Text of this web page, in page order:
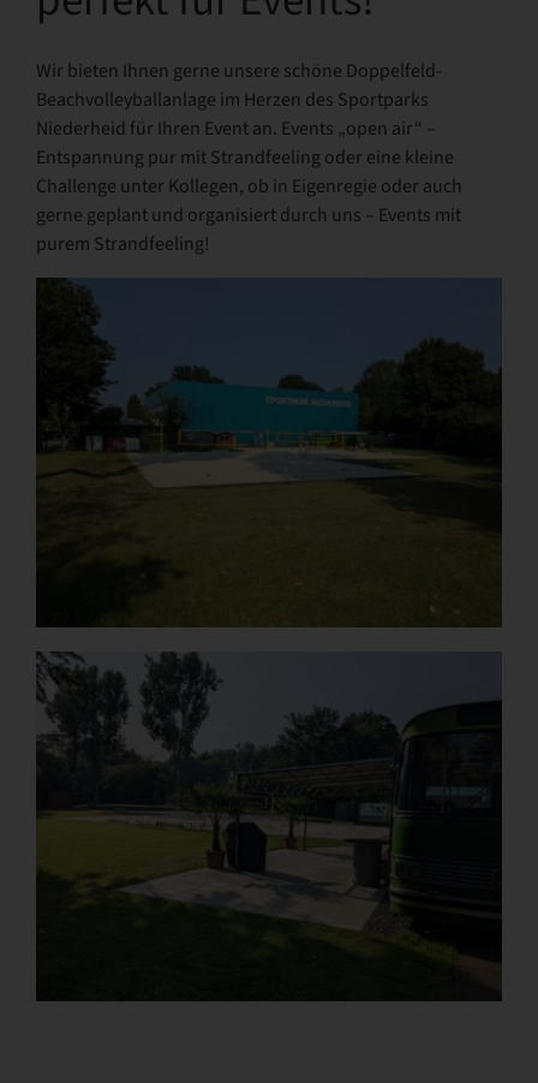
Wir bieten Ihnen gerne unsere schöne Doppelfeld-
Beachvolleyballanlage im Herzen des Sportparks
Niederheid für Ihren Event an. Events „open air“ –
Entspannung pur mit Strandfeeling oder eine kleine
Challenge unter Kollegen, ob in Eigenregie oder auch
gerne geplant und organisiert durch uns – Events mit
purem Strandfeeling!